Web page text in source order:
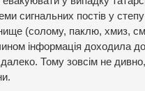
сигнальних постів у
(солому, паклю, хмиз,
інформація доходила
Тому зовсім не